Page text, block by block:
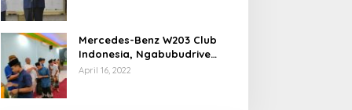
Mercedes-Benz W203 Club
Indonesia, Ngabubudrive
Ramadhan 2022
April 16, 2022